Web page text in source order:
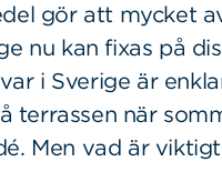
gör att mycket
nu kan fixas på
i Sverige är
terrassen när
Men vad är